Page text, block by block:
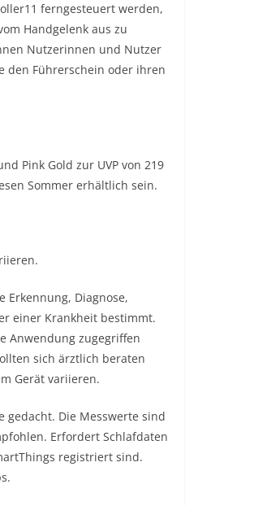
ferngesteuert werden,
Handgelenk aus zu
Nutzerinnen und Nutzer
den Führerschein oder ihren
Pink Gold zur UVP von 219
Sommer erhältlich sein.
Erkennung, Diagnose,
einer Krankheit bestimmt.
Anwendung zugegriffen
sich ärztlich beraten
Gerät variieren.
gedacht. Die Messwerte sind
Erfordert Schlafdaten
registriert sind.